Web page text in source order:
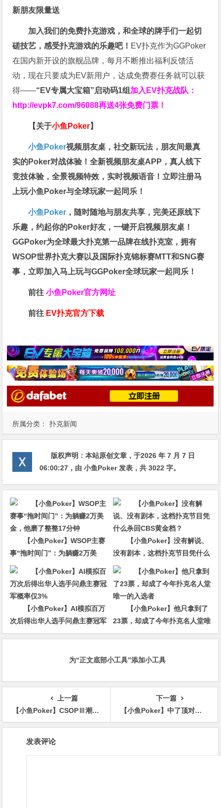
所属分类： 扑克新闻
新朋友限量送
加入我们的免费扑克游戏，和全球的牌手们一起切
磋技艺，感受扑克游戏的乐趣吧！ EV扑克作为GGPoker
在国内新开设的旗舰品牌，每月不断推出福利反馈活
动，现在只要成为EV新用户，达成免费赛任务就可以获
得——“EV专属大宝箱”启动码1组 加入EV扑克战队：
http://evpk7.com/96088再送4张免费门票！
【关于小鱼Poker】
小鱼Poker视频朋友桌，社交新玩法，朋友间最真
实的Poker对战体验！全新视频朋友桌APP，真人线下
竞技体验，全景视频特效，实时视频语音！立即注册马
上玩小鱼Poker与全球玩家一起同乐！
小鱼Poker ，随时随地与朋友共享，完美还原线下
乐趣，约起你的Poker好友，一键开启视频朋友桌！
GGPoker为全球最大扑克第一品牌在线扑克室，拥有
WSOP世界扑克大赛以及国际扑克锦标赛MTT和SNG赛
事，立即加入马上玩与GGPoker全球玩家一起同乐！
前往小鱼Poker官方网址
前往 EV扑克官方下载
版权声明：本站原创文章，于2026 年 7 月 7 日
06:00:27 ，由小鱼Poker发表，共 3022 字。
【小鱼Poker】WSOP主赛
事“拖时间门”：为躺赚2万美
金，他磨了整整17分钟
【小鱼Poker】没有解说、
没有剧本，这档扑克节目凭什么
杀回CBS黄金档？
【小鱼Poker】AI模拟百万
次后得出华人选手问鼎主赛冠军
概率仅3%
【小鱼Poker】他只拿到了
23票，却成了今年扑克名人堂唯
一的入选者
为“正文底部小工具”添加小工具
上一篇
【小鱼Poker】CSOPⅢ潮汕站主赛C/D组收官：邱畅、吴津分领两组，主赛第二轮7月6日开战
下一篇
【小鱼Poker】中了顶对，到底该下几条街？别一把就软了
发表评论